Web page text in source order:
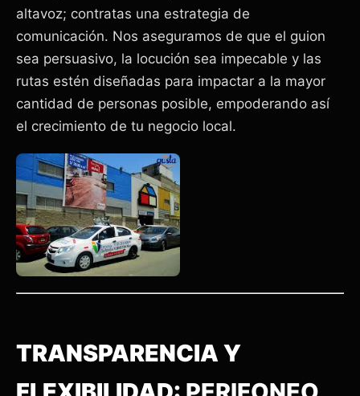
altavoz; contratas una estrategia de
comunicación. Nos aseguramos de que el guion
sea persuasivo, la locución sea impecable y las
rutas estén diseñadas para impactar a la mayor
cantidad de personas posible, empoderando así
el crecimiento de tu negocio local.
TRANSPARENCIA Y